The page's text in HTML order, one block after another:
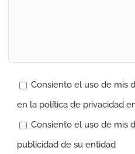
Consiento el uso de mis
en la política de privacidad
Consiento el uso de mis
publicidad de su entidad